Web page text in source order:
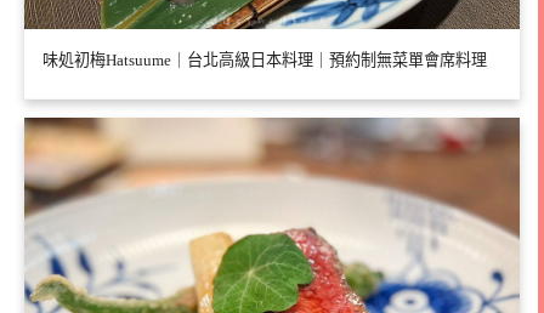
味処初梅Hatsuume｜台北高級日本料理｜預約制無菜單會席料理